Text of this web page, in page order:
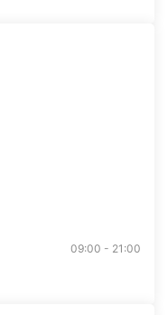
09:00 - 21:00